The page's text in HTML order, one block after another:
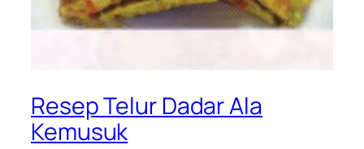
Resep Telur Dadar Ala
Kemusuk